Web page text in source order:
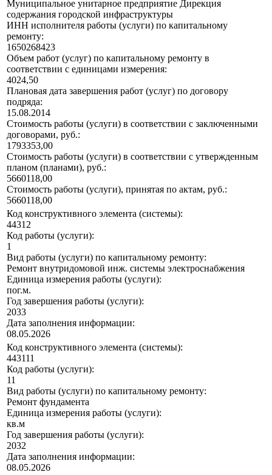
Муниципальное унитарное предприятие Дирекция
содержания городской инфраструктуры
ИНН исполнителя работы (услуги) по капитальному
ремонту:
1650268423
Объем работ (услуг) по капитальному ремонту в
соответствии с единицами измерения:
4024,50
Плановая дата завершения работ (услуг) по договору
подряда:
15.08.2014
Стоимость работы (услуги) в соответствии с заключенными
договорами, руб.:
1793353,00
Стоимость работы (услуги) в соответствии с утвержденным
планом (планами), руб.:
5660118,00
Стоимость работы (услуги), принятая по актам, руб.:
5660118,00
Код конструктивного элемента (системы):
44312
Код работы (услуги):
1
Вид работы (услуги) по капитальному ремонту:
Ремонт внутридомовой инж. системы электроснабжения
Единица измерения работы (услуги):
пог.м.
Год завершения работы (услуги):
2033
Дата заполнения информации:
08.05.2026
Код конструктивного элемента (системы):
443111
Код работы (услуги):
11
Вид работы (услуги) по капитальному ремонту:
Ремонт фундамента
Единица измерения работы (услуги):
кв.м
Год завершения работы (услуги):
2032
Дата заполнения информации:
08.05.2026